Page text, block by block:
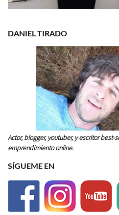
DANIEL TIRADO
Actor, blogger, youtuber, y escritor best-
emprendimiento online.
SÍGUEME EN